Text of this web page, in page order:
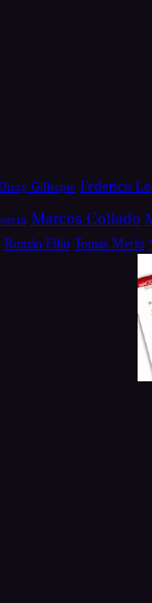
Gillespie Federico
Marcos Collado
Román Filiú Tomás Merlo